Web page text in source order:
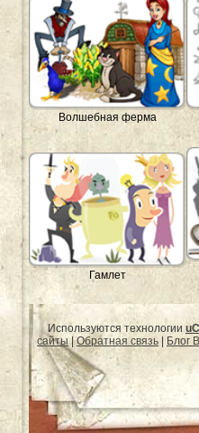
Волшебная ферма
Гамлет
Используются технологии
сайты|Обратная связь Блог